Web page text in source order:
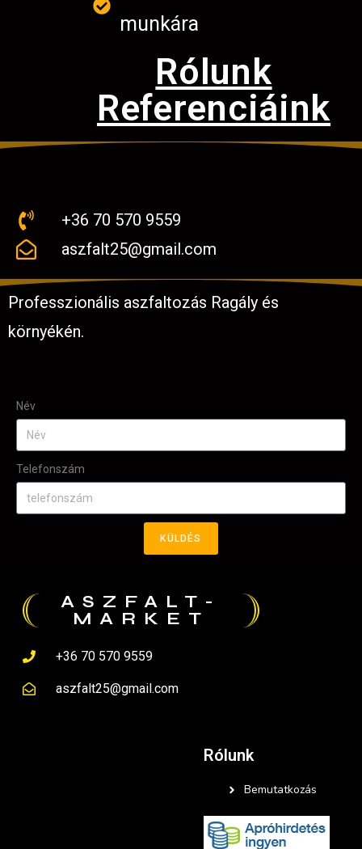
munkára
Rólunk
Referenciáink
+36 70 570 9559
aszfalt25@gmail.com
Professzionális aszfaltozás Ragály és
környékén.
Név
Telefonszám
KÜLDÉS
ASZFALT-
MARKET
+36 70 570 9559
aszfalt25@gmail.com
Rólunk
Bemutatkozás